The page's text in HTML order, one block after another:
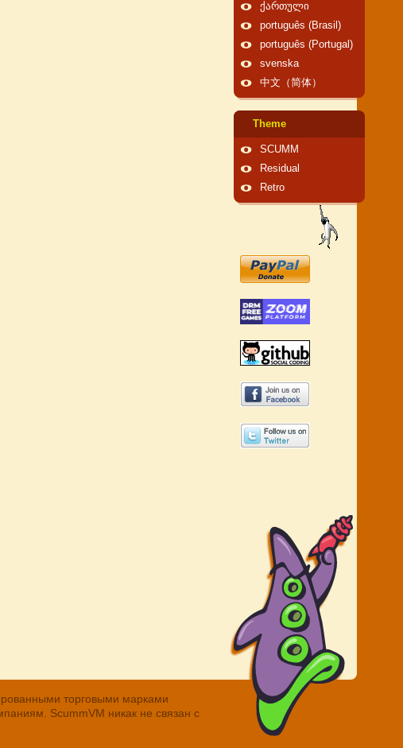
ქართული
português (Brasil)
português (Portugal)
svenska
中文（简体）
Theme
SCUMM
Residual
Retro
торговыми марками
ScummVM никак не связан с